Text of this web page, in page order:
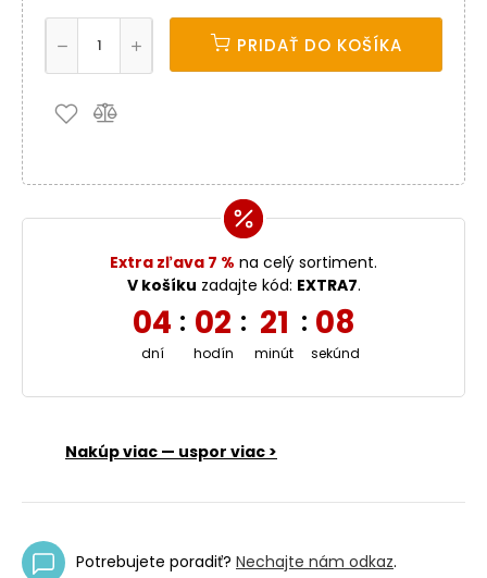
PRIDAŤ DO KOŠÍKA
Extra zľava 7 % na celý sortiment.
V košíku zadajte kód: EXTRA7.
04
dní
: 02
hodín
: 21
minút
: 08
sekúnd
Nakúp viac — uspor viac >
Potrebujete poradiť? Nechajte nám odkaz.